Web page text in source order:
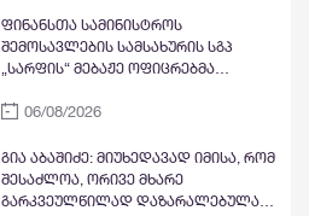
სიტყვები აფხაზური და რუსული
სააგენტოების მიერ არის წაღებული
და ყველა ქართველს მკვლელს
ფინანსთა სამინისტროს
შემოსავლების სამსახურის სგპ
„სარფის“ მებაჟე ოფიცრებმა
გადაზიდვის ფაქტი გამოავლინეს
06/08/2026
გია აბაშიძე: მიუხედავად იმისა, რომ
შესაძლოა, ორივე მხარე
გარკვეულწილად დაზარალებულად